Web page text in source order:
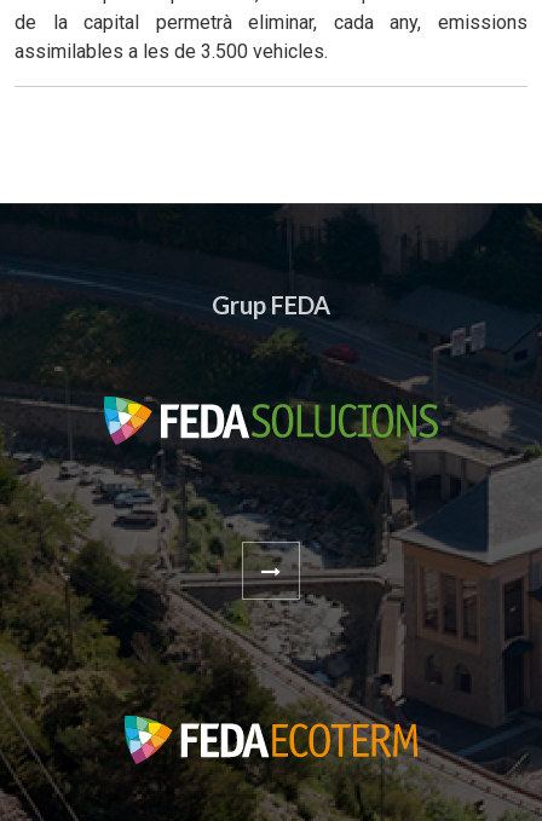
de la capital permetrà eliminar, cada any, emissions
assimilables a les de 3.500 vehicles.
Grup FEDA